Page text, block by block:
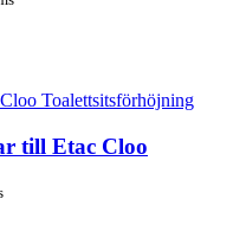
till Etac Cloo